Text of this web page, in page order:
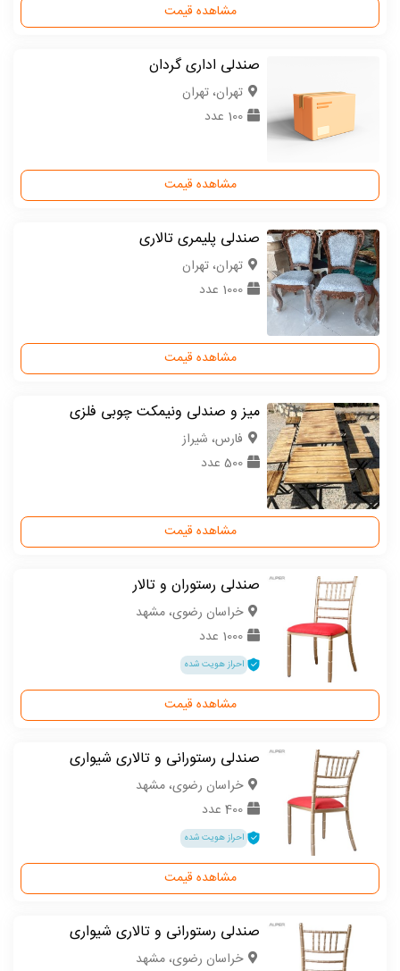
مشاهده قیمت
صندلی اداری گردان
تهران، تهران
100 عدد
مشاهده قیمت
صندلی پلیمری تالاری
تهران، تهران
1000 عدد
مشاهده قیمت
میز و صندلی ونیمکت چوبی فلزی
فارس، شیراز
500 عدد
مشاهده قیمت
صندلی رستوران و تالار
خراسان رضوی، مشهد
1000 عدد
احراز هویت شده
مشاهده قیمت
صندلی رستورانی و تالاری شیواری
خراسان رضوی، مشهد
400 عدد
احراز هویت شده
مشاهده قیمت
صندلی رستورانی و تالاری شیواری
خراسان رضوی، مشهد